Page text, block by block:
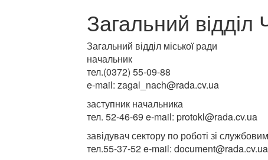
Загальний відділ
Загальний відділ міської ради
начальник
тел.(0372) 55-09-88
e-mail: zagal_nach@rada.cv.ua
заступник начальника
тел. 52-46-69 e-mail: protokl@rada.cv.ua
завідувач сектору по роботі зі
тел.55-37-52 e-mail: document@rada.cv.ua